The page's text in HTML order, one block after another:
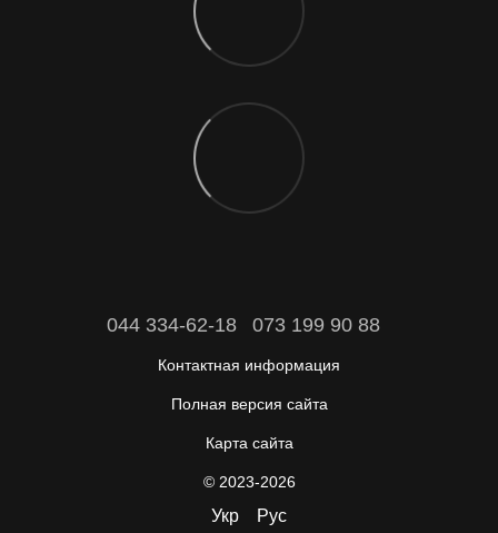
044 334-62-18 073 199 90 88
Контактная информация
Полная версия сайта
Карта сайта
© 2023-2026
Укр Рус